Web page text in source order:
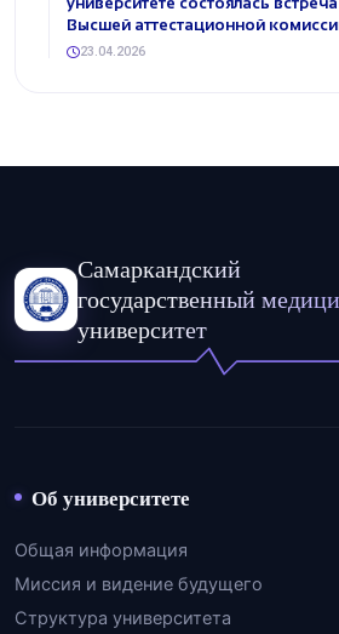
Высшей аттестационной
23.04.2026
Самаркандский
государственный
университет
Об университете
Общая информация
Миссия и видение будущего
Структура университета